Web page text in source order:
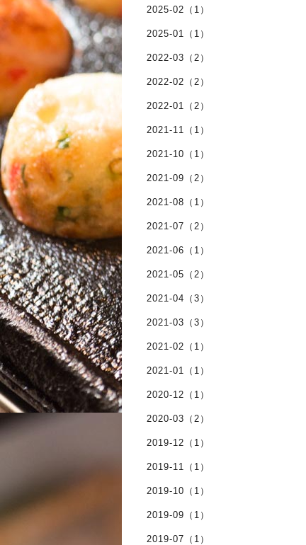
2025-02（1）
2025-01（1）
2022-03（2）
2022-02（2）
2022-01（2）
2021-11（1）
2021-10（1）
2021-09（2）
2021-08（1）
2021-07（2）
2021-06（1）
2021-05（2）
2021-04（3）
2021-03（3）
2021-02（1）
2021-01（1）
2020-12（1）
2020-03（2）
2019-12（1）
2019-11（1）
2019-10（1）
2019-09（1）
2019-07（1）